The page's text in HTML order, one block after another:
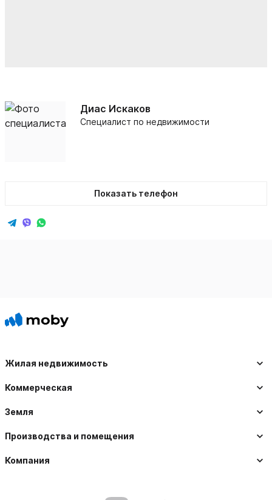
Диас Искаков
Специалист по недвижимости
Показать телефон
Жилая недвижимость
Коммерческая
Земля
Производства и помещения
Компания